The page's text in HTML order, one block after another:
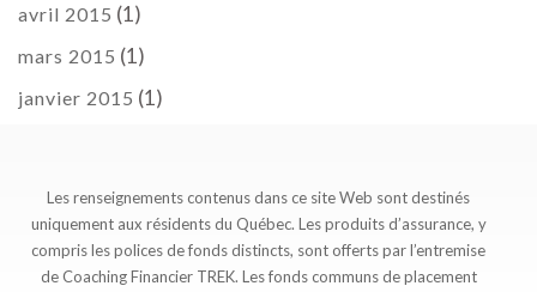
avril 2015 (1)
mars 2015 (1)
janvier 2015 (1)
Les renseignements contenus dans ce site Web sont destinés
uniquement aux résidents du Québec. Les produits d’assurance, y
compris les polices de fonds distincts, sont offerts par l’entremise
de Coaching Financier TREK. Les fonds communs de placement